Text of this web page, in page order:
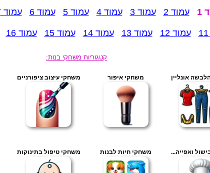
1 עמוד 2 עמוד 3 עמוד 4 עמוד 5 עמוד 6 עמוד 7
עמוד 12 עמוד 13 עמוד 14 עמוד 15 עמוד 16
קטגוריות משחקי בנות:
אונליין משחקי איפור משחקי עיצוב ציפורניים
ואפייה... משחקי חיות לבנות משחקי טיפול בתינוקות